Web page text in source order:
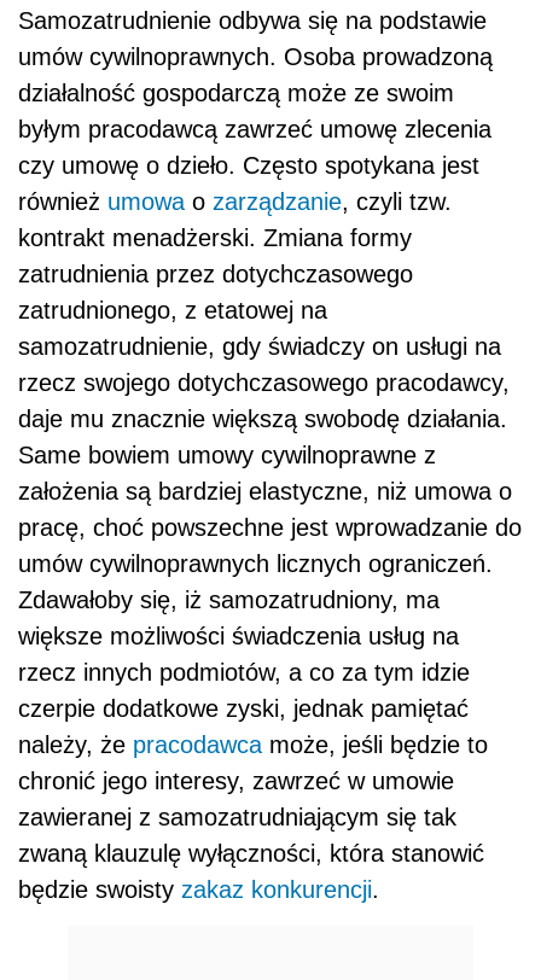
Samozatrudnienie odbywa się na podstawie
umów cywilnoprawnych. Osoba prowadzoną
działalność gospodarczą może ze swoim
byłym pracodawcą zawrzeć umowę zlecenia
czy umowę o dzieło. Często spotykana jest
również umowao zarządzanie, czyli tzw.
kontrakt menadżerski. Zmiana formy
zatrudnienia przez dotychczasowego
zatrudnionego, z etatowej na
samozatrudnienie, gdy świadczy on usługi na
rzecz swojego dotychczasowego pracodawcy,
daje mu znacznie większą swobodę działania.
Same bowiem umowy cywilnoprawne z
założenia są bardziej elastyczne, niż umowa o
pracę, choć powszechne jest wprowadzanie do
umów cywilnoprawnych licznych ograniczeń.
Zdawałoby się, iż samozatrudniony, ma
większe możliwości świadczenia usług na
rzecz innych podmiotów, a co za tym idzie
czerpie dodatkowe zyski, jednak pamiętać
należy, że pracodawcamoże, jeśli będzie to
chronić jego interesy, zawrzeć w umowie
zawieranej z samozatrudniającym się tak
zwaną klauzulę wyłączności, która stanowić
będzie swoisty zakaz konkurencji.